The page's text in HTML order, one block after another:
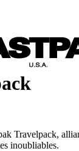
Travelpack,
inoubliables.